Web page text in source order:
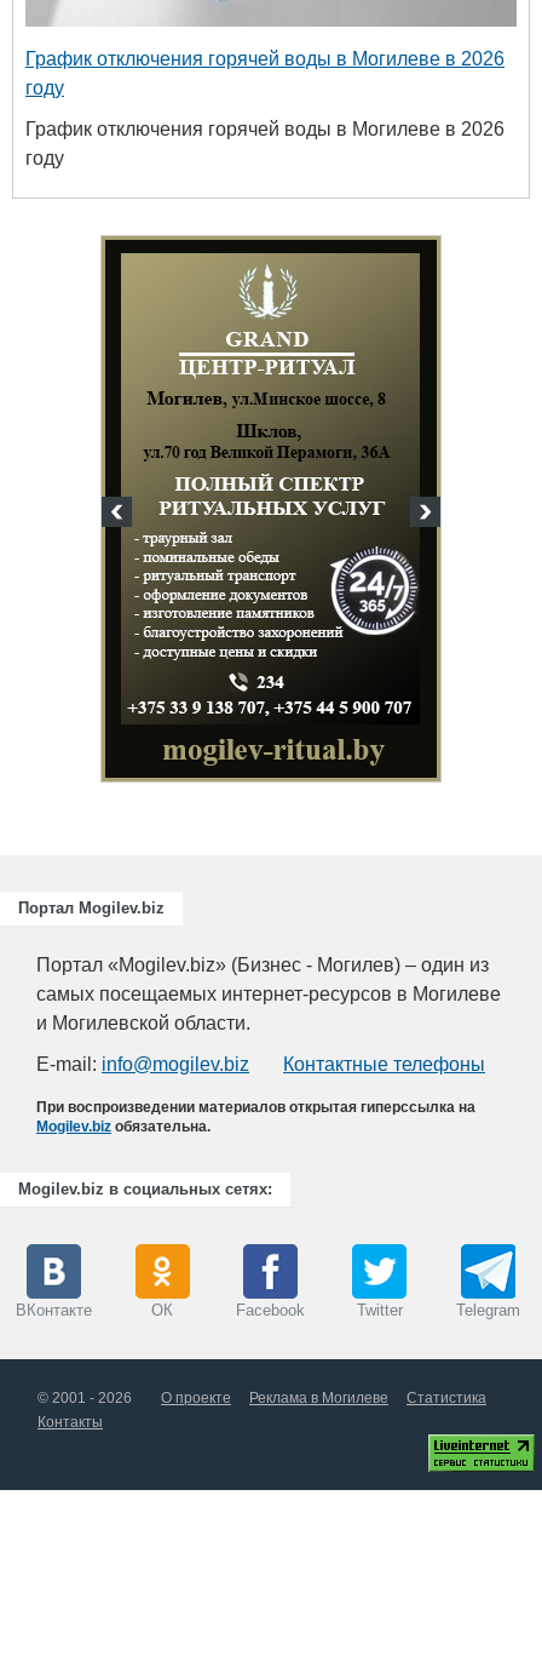
График отключения горячей воды в Могилеве в 2026
году
График отключения горячей воды в Могилеве в 2026
году
Портал Mogilev.biz
Портал «Mogilev.biz» (Бизнес - Могилев) – один из
самых посещаемых интернет-ресурсов в Могилеве
и Могилевской области.
E-mail: info@mogilev.biz Контактные телефоны
При воспроизведении материалов открытая гиперссылка на
Mogilev.biz обязательна.
Mogilev.biz в социальных сетях:
ВКонтакте ОК Facebook Twitter Telegram
© 2001 - 2026 О проекте Реклама в Могилеве
Статистика
Контакты